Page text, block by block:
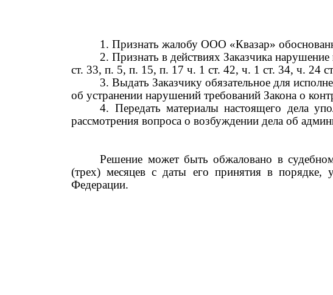
1. Признать жалобуООО «Квазар»
2. Признать в действиях Заказчика нарушение
ст. 33, п. 5, п. 15, п. 17 ч. 1 ст. 42, ч. 1 ст. 34, ч. 24
3.Выдать Заказчику обязательное для
об устранении нарушений требований Закона о
4. Передать материалы настоящего дела
рассмотрения вопроса о возбуждении дела об
Решение может быть обжаловано в
(трех) месяцев с даты его принятия в порядке,
Федерации.